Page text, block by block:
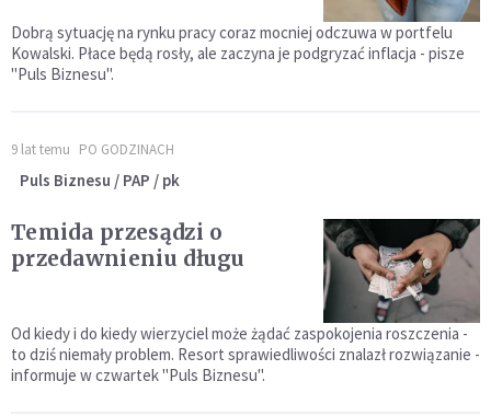
Dobrą sytuację na rynku pracy coraz mocniej odczuwa w portfelu
Kowalski. Płace będą rosły, ale zaczyna je podgryzać inflacja - pisze
"Puls Biznesu".
9 lat temu PO GODZINACH
Puls Biznesu / PAP / pk
Temida przesądzi o
przedawnieniu długu
Od kiedy i do kiedy wierzyciel może żądać zaspokojenia roszczenia -
to dziś niemały problem. Resort sprawiedliwości znalazł rozwiązanie -
informuje w czwartek "Puls Biznesu".